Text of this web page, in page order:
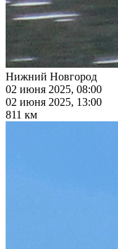
Нижний Новгород
02 июня 2025, 08:00
02 июня 2025, 13:00
811 км